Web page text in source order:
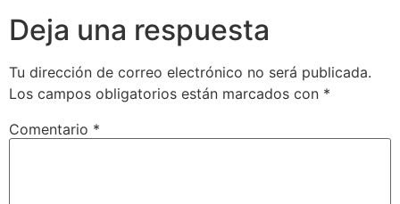
Deja una respuesta
Tu dirección de correo electrónico no será publicada.
Los campos obligatorios están marcados con *
Comentario *